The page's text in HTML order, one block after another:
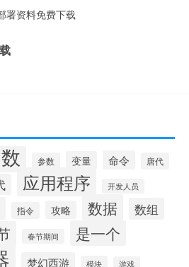
参数 变量 命令 唐代
应用程序 开发人员
指令 攻略 数据 数组
春节期间 是一个
梦幻西游 模块 游戏